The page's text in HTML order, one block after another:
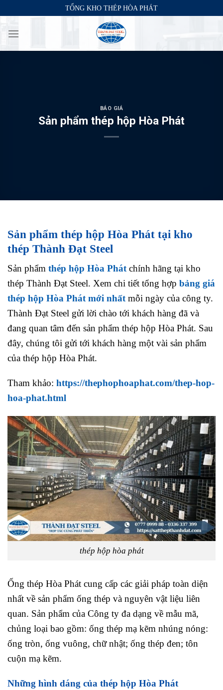
to
content
TỔNG KHO THÉP HÒA PHÁT
BÁO GIÁ
Sản phẩm thép hộp Hòa Phát
Sản phẩm thép hộp Hòa Phát tại kho
thép Thành Đạt Steel
Sản phẩm thép hộp Hòa Phát chính hãng tại kho
thép Thành Đạt Steel. Xem chi tiết tổng hợp bảng giá
thép hộp Hòa Phát mới nhất mỗi ngày của công ty.
Thành Đạt Steel gửi lời chào tới khách hàng đã và
đang quan tâm đến sản phẩm thép hộp Hòa Phát. Sau
đây, chúng tôi gửi tới khách hàng một vài sản phẩm
của thép hộp Hòa Phát.
Tham khảo: https://thephophoaphat.com/thep-hop-
hoa-phat.html
thép hộp hòa phát
Ống thép Hòa Phát cung cấp các giải pháp toàn diện
nhất về sản phẩm ống thép và nguyên vật liệu liên
quan. Sản phẩm của Công ty đa dạng về mẫu mã,
chủng loại bao gồm: ống thép mạ kẽm nhúng nóng:
ống tròn, ống vuông, chữ nhật; ống thép đen; tôn
cuộn mạ kẽm.
Những hình dáng của thép hộp Hòa Phát